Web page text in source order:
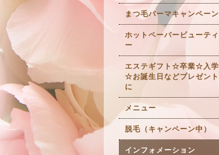
まつ毛パーマキャンペーン
ホットペーパービューティ
ー
エステギフト☆卒業☆入学
☆お誕生日などプレゼント
に
メニュー
脱毛（キャンペーン中）
インフォメーション